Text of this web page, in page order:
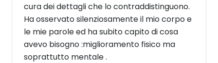
cura dei dettagli che lo contraddistinguono.
Ha osservato silenziosamente il mio corpo e
le mie parole ed ha subito capito di cosa
avevo bisogno :miglioramento fisico ma
soprattutto mentale .